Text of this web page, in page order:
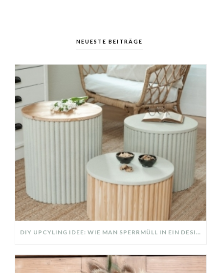
NEUESTE BEITRÄGE
DIY UPCYLING IDEE: WIE MAN SPERRMÜLL IN EIN DESIGNER TEIL VERWANDELT